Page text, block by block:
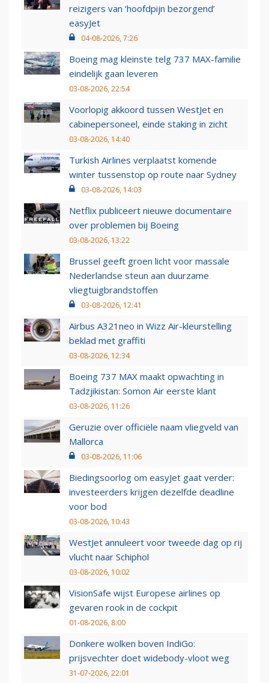
reizigers van ‘hoofdpijn bezorgend’
easyJet
04-08-2026, 7:26
Boeing mag kleinste telg 737 MAX-familie
eindelijk gaan leveren
03-08-2026, 22:54
Voorlopig akkoord tussen WestJet en
cabinepersoneel, einde staking in zicht
03-08-2026, 14:40
Turkish Airlines verplaatst komende
winter tussenstop op route naar Sydney
03-08-2026, 14:03
Netflix publiceert nieuwe documentaire
over problemen bij Boeing
03-08-2026, 13:22
Brussel geeft groen licht voor massale
Nederlandse steun aan duurzame
vliegtuigbrandstoffen
03-08-2026, 12:41
Airbus A321neo in Wizz Air-kleurstelling
beklad met graffiti
03-08-2026, 12:34
Boeing 737 MAX maakt opwachting in
Tadzjikistan: Somon Air eerste klant
03-08-2026, 11:26
Geruzie over officiële naam vliegveld van
Mallorca
03-08-2026, 11:06
Biedingsoorlog om easyJet gaat verder:
investeerders krijgen dezelfde deadline
voor bod
03-08-2026, 10:43
WestJet annuleert voor tweede dag op rij
vlucht naar Schiphol
03-08-2026, 10:02
VisionSafe wijst Europese airlines op
gevaren rook in de cockpit
01-08-2026, 8:00
Donkere wolken boven IndiGo:
prijsvechter doet widebody-vloot weg
31-07-2026, 22:01